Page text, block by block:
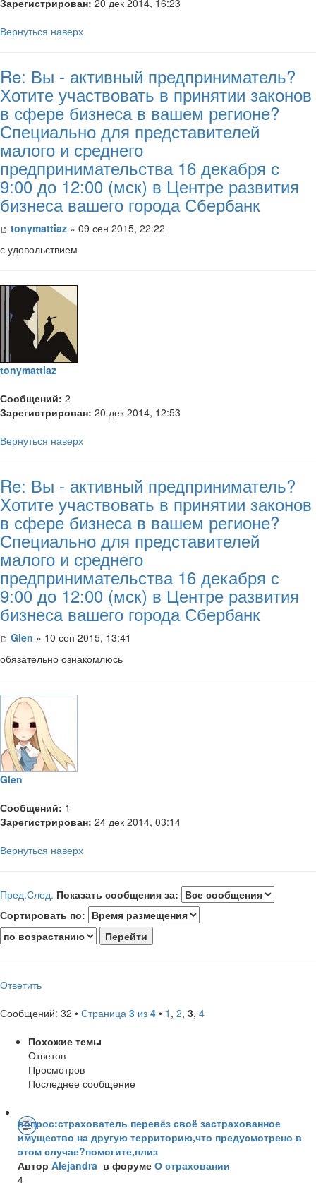
Вернуться наверх
Re: Вы - активный предприниматель?
Хотите участвовать в принятии законов
в сфере бизнеса в вашем регионе?
Специально для представителей
малого и среднего
предпринимательства 16 декабря с
9:00 до 12:00 (мск) в Центре развития
бизнеса вашего города Сбербанк
tonymattiaz » 09 сен 2015, 22:22
с удовольствием
tonymattiaz
Сообщений: 2
Зарегистрирован: 20 дек 2014, 12:53
Вернуться наверх
Re: Вы - активный предприниматель?
Хотите участвовать в принятии законов
в сфере бизнеса в вашем регионе?
Специально для представителей
малого и среднего
предпринимательства 16 декабря с
9:00 до 12:00 (мск) в Центре развития
бизнеса вашего города Сбербанк
Glen » 10 сен 2015, 13:41
обязательно ознакомлюсь
Glen
Сообщений: 1
Зарегистрирован: 24 дек 2014, 03:14
Вернуться наверх
Пред.След. Показать сообщения за:
Сортировать по:
Ответить
Сообщений: 32 • Страница 3 из 4 • 1 , 2, 3, 4
Похожие темы
Ответов
Просмотров
Последнее сообщение
вопрос:страхователь перевёз своё застрахованное
имущество на другую территорию,что предусмотрено в
этом случае?помогите,плиз
Автор Alejandra в форуме О страховании
4